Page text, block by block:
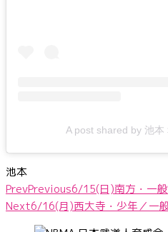
A post shared by 池
池本
PrevPrevious6/15(日)南方・一般
Next6/16(月)西大寺・少年／一